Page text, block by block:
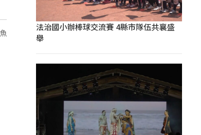
法治國小辦棒球交流賽 4縣市隊伍共襄盛
舉